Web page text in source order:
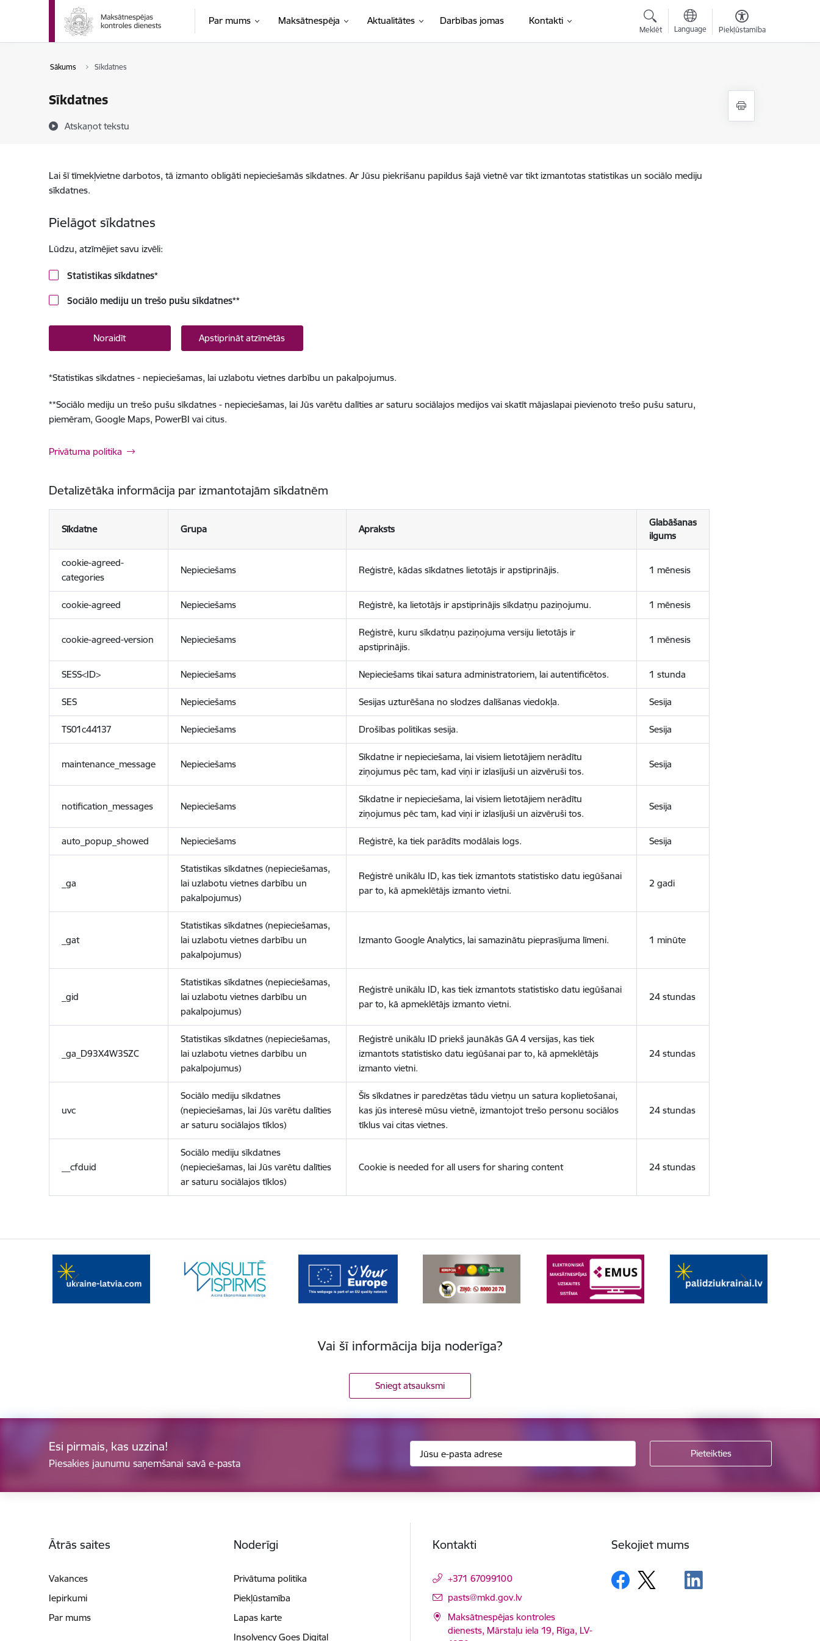
Pāriet uz lapas saturu
Par mums Maksātnespēja Aktualitātes Darbības jomas Kontakti
Meklēt Language Piekļūstamība
Sākums Sīkdatnes
Sīkdatnes
Atskaņot tekstu
Lai šī tīmekļvietne darbotos, tā izmanto obligāti nepieciešamās sīkdatnes. Ar Jūsu piekrišanu papildus šajā vietnē var tikt izmantotas statistikas un sociālo mediju
sīkdatnes.
Pielāgot sīkdatnes
Lūdzu, atzīmējiet savu izvēli:
Statistikas sīkdatnes*
Sociālo mediju un trešo pušu sīkdatnes**
Noraidīt Apstiprināt atzīmētās
*Statistikas sīkdatnes - nepieciešamas, lai uzlabotu vietnes darbību un pakalpojumus.
**Sociālo mediju un trešo pušu sīkdatnes - nepieciešamas, lai Jūs varētu dalīties ar saturu sociālajos medijos vai skatīt mājaslapai pievienoto trešo pušu saturu,
piemēram, Google Maps, PowerBI vai citus.
Privātuma politika
Detalizētāka informācija par izmantotajām sīkdatnēm
Sīkdatne Grupa Apraksts
Glabāšanas
ilgums
cookie-agreed-
categories
Nepieciešams Reģistrē, kādas sīkdatnes lietotājs ir apstiprinājis. 1 mēnesis
cookie-agreed Nepieciešams Reģistrē, ka lietotājs ir apstiprinājis sīkdatņu paziņojumu. 1 mēnesis
cookie-agreed-version Nepieciešams
Reģistrē, kuru sīkdatņu paziņojuma versiju lietotājs ir
apstiprinājis.
1 mēnesis
SESS<ID> Nepieciešams Nepieciešams tikai satura administratoriem, lai autentificētos. 1 stunda
SES Nepieciešams Sesijas uzturēšana no slodzes dalīšanas viedokļa. Sesija
TS01c44137 Nepieciešams Drošības politikas sesija. Sesija
maintenance_message Nepieciešams
Sīkdatne ir nepieciešama, lai visiem lietotājiem nerādītu
ziņojumus pēc tam, kad viņi ir izlasījuši un aizvēruši tos.
Sesija
notification_messages Nepieciešams
Sīkdatne ir nepieciešama, lai visiem lietotājiem nerādītu
ziņojumus pēc tam, kad viņi ir izlasījuši un aizvēruši tos.
Sesija
auto_popup_showed Nepieciešams Reģistrē, ka tiek parādīts modālais logs. Sesija
_ga
Statistikas sīkdatnes (nepieciešamas,
lai uzlabotu vietnes darbību un
pakalpojumus)
Reģistrē unikālu ID, kas tiek izmantots statistisko datu iegūšanai
par to, kā apmeklētājs izmanto vietni.
2 gadi
_gat
Statistikas sīkdatnes (nepieciešamas,
lai uzlabotu vietnes darbību un
pakalpojumus)
Izmanto Google Analytics, lai samazinātu pieprasījuma līmeni. 1 minūte
_gid
Statistikas sīkdatnes (nepieciešamas,
lai uzlabotu vietnes darbību un
pakalpojumus)
Reģistrē unikālu ID, kas tiek izmantots statistisko datu iegūšanai
par to, kā apmeklētājs izmanto vietni.
24 stundas
_ga_D93X4W3SZC
Statistikas sīkdatnes (nepieciešamas,
lai uzlabotu vietnes darbību un
pakalpojumus)
Reģistrē unikālu ID priekš jaunākās GA 4 versijas, kas tiek
izmantots statistisko datu iegūšanai par to, kā apmeklētājs
izmanto vietni.
24 stundas
uvc
Sociālo mediju sīkdatnes
(nepieciešamas, lai Jūs varētu dalīties
ar saturu sociālajos tīklos)
Šīs sīkdatnes ir paredzētas tādu vietņu un satura koplietošanai,
kas jūs interesē mūsu vietnē, izmantojot trešo personu sociālos
tīklus vai citas vietnes.
24 stundas
__cfduid
Sociālo mediju sīkdatnes
(nepieciešamas, lai Jūs varētu dalīties
ar saturu sociālajos tīklos)
Cookie is needed for all users for sharing content 24 stundas
Vai šī informācija bija noderīga?
Sniegt atsauksmi
Esi pirmais, kas uzzina!
Piesakies jaunumu saņemšanai savā e-pasta
Ātrās saites
Vakances
Iepirkumi
Par mums
Noderīgi
Privātuma politika
Piekļūstamība
Lapas karte
Insolvency Goes Digital
Kontakti
+371 67099100
E-pasts:
pasts@mkd.gov.lv
Maksātnespējas kontroles
dienests, Mārstaļu iela 19, Rīga, LV-
Sekojiet mums